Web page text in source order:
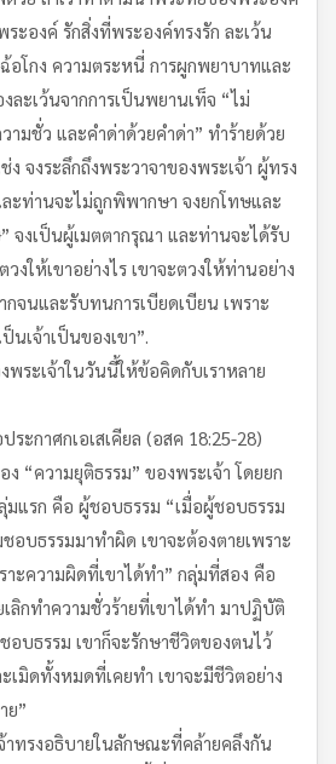
องค์ รักสิ่งที่พระองค์ทรงรัก ละเว้น
อโกง ความตระหนี่ การผูกพยาบาทและ
ละเว้นจากการเป็นพยานเท็จ “ไม่
มชั่ว และคำด่าด้วยคำด่า” ทำร้ายด้วย
ง จงระลึกถึงพระวาจาของพระเจ้า ผู้ทรง
ะท่านจะไม่ถูกพิพากษา จงยกโทษและ
จงเป็นผู้เมตตากรุณา และท่านจะได้รับ
งให้เขาอย่างไร เขาจะตวงให้ท่านอย่าง
จนและรับทนการเบียดเบียน เพราะ
เจ้าเป็นของเขา”.
ระเจ้าในวันนี้ให้ข้อคิดกับเราหลาย
ระกาศกเอเสเคียล (อสค 18:25-28)
“ความยุติธรรม” ของพระเจ้า โดยยก
มแรก คือ ผู้ชอบธรรม “เมื่อผู้ชอบธรรม
อบธรรมมาทำผิด เขาจะต้องตายเพราะ
าะความผิดที่เขาได้ทำ” กลุ่มที่สอง คือ
ลิกทำความชั่วร้ายที่เขาได้ทำ มาปฏิบัติ
อบธรรม เขาก็จะรักษาชีวิตของตนไว้
ะเมิดทั้งหมดที่เคยทำ เขาจะมีชีวิตอย่าง
ย”
าทรงอธิบายในลักษณะที่คล้ายคลึงกัน